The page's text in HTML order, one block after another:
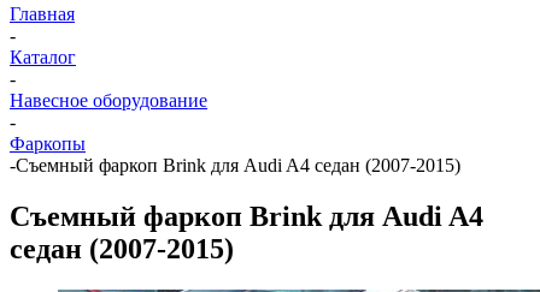
Главная
-
Каталог
-
Навесное оборудование
-
Фаркопы
-Съемный фаркоп Brink для Audi A4 седан (2007-2015)
Съемный фаркоп Brink для Audi A4
седан (2007-2015)